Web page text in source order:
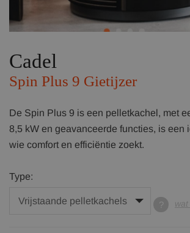
Cadel
Spin Plus 9 Gietijzer
De Spin Plus 9 is een pelletkachel, met
8,5 kW en geavanceerde functies, is een
wie comfort en efficiëntie zoekt.
Type: